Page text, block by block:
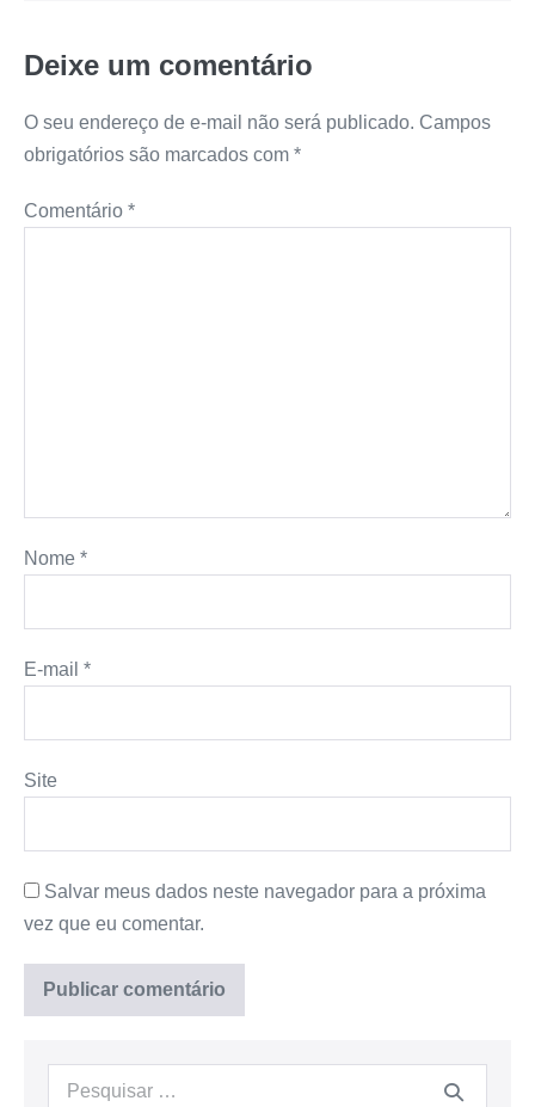
Deixe um comentário
O seu endereço de e-mail não será publicado. Campos
obrigatórios são marcados com *
Comentário *
Nome *
E-mail *
Site
Salvar meus dados neste navegador para a próxima
vez que eu comentar.